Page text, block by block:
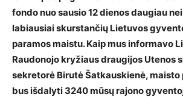
fondo nuo sausio 12 dienos daugiau
labiausiai skurstančių Lietuvos
paramos maistu. Kaip mus informavo
Raudonojo kryžiaus draugijos Utenos
sekretorė Birutė Šatkauskienė,
bus išdalyti 3240 mūsų rajono